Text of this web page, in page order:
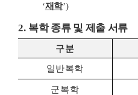
‘재학’)
2. 복학 종류 및 제출 서류
구분
일반복학
군복학